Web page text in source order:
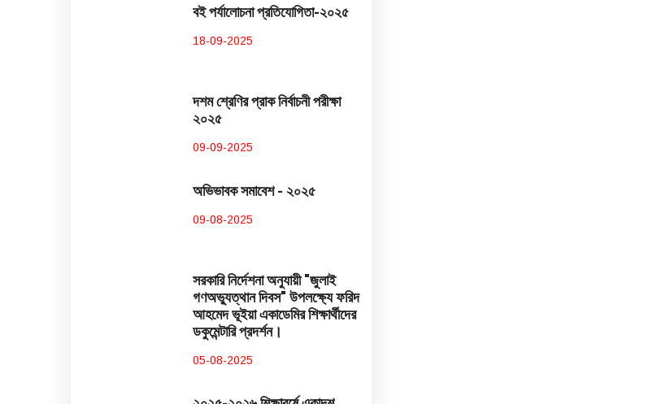
বই পর্যালোচনা প্রতিযোগিতা-২০২৫
18-09-2025
দশম শ্রেণির প্রাক নির্বাচনী পরীক্ষা
২০২৫
09-09-2025
অভিভাবক সমাবেশ - ২০২৫
09-08-2025
সরকারি নির্দেশনা অনুযায়ী "জুলাই
গণঅভ্যুত্থান দিবস" উপলক্ষ্যে ফরিদ
আহমেদ ভূইয়া একাডেমির শিক্ষার্থীদের
ডকুমেন্টারি প্রদর্শন।
05-08-2025